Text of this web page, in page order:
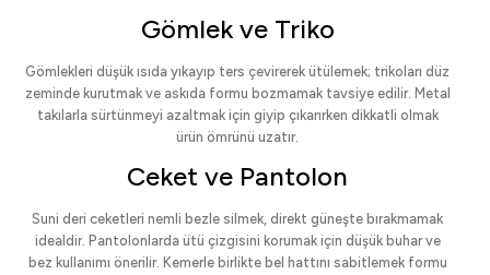
Gömlek ve Triko
Gömlekleri düşük ısıda yıkayıp ters çevirerek ütülemek; trikoları düz
zeminde kurutmak ve askıda formu bozmamak tavsiye edilir. Metal
takılarla sürtünmeyi azaltmak için giyip çıkarırken dikkatli olmak
ürün ömrünü uzatır.
Ceket ve Pantolon
Suni deri ceketleri nemli bezle silmek, direkt güneşte bırakmamak
idealdir. Pantolonlarda ütü çizgisini korumak için düşük buhar ve
bez kullanımı önerilir. Kemerle birlikte bel hattını sabitlemek formu